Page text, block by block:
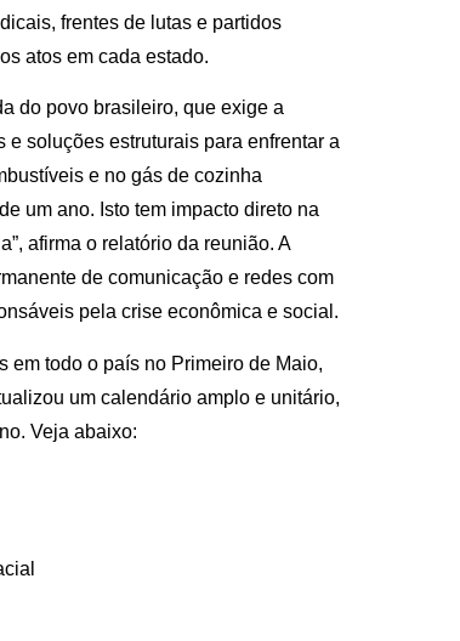
frentes de lutas e partidos
atos em cada estado.
do povo brasileiro, que exige a
soluções estruturais para enfrentar a
e no gás de cozinha
um ano. Isto tem impacto direto na
afirma o relatório da reunião. A
de comunicação e redes com
pela crise econômica e social.
em todo o país no Primeiro de Maio,
um calendário amplo e unitário,
Veja abaixo: